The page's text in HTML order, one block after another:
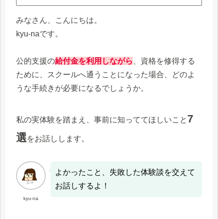
みなさん、こんにちは。
kyu-naです。
公的支援の給付金を利用しながら
、資格を修得する
ために、スクールへ通うことになった場合、どのよ
うな手続きが必要になるでしょうか。
私の実体験を踏まえ、事前に知っててほしいこと 7
選をお話しします。
kyu-na
よかったこと、失敗した体験談を交えて
お話しするよ！